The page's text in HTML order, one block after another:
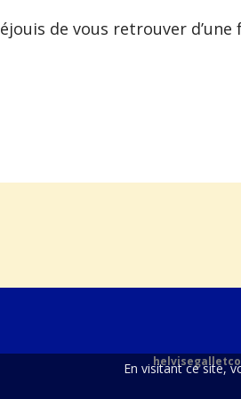
de vous retrouver d’une
En visitant ce site,